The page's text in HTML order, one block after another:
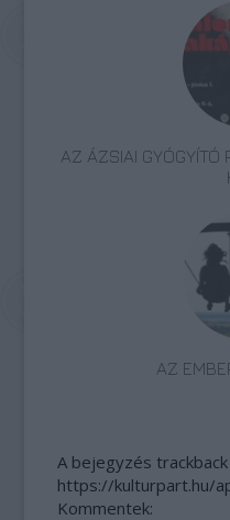
AZ ÁZSIAI GYÓGYÍTÓ
AZ
A bejegyzés trackback
https://kulturpart.hu/
Kommentek: